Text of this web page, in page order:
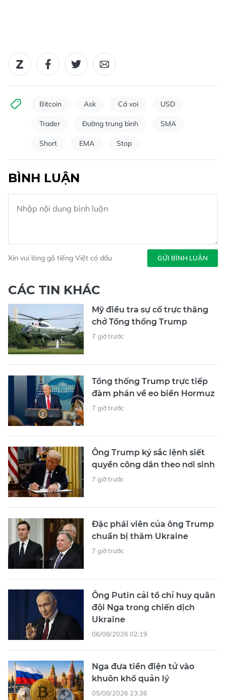
Bitcoin Ask Cá voi USD
Trader Đường trung bình SMA
Short EMA Stop
BÌNH LUẬN
Xin vui lòng gõ tiếng Việt có dấu GỬI BÌNH LUẬN
CÁC TIN KHÁC
Mỹ điều tra sự cố trực thăng
chở Tổng thống Trump
7 giờ trước
Tổng thống Trump trực tiếp
đàm phán về eo biển Hormuz
7 giờ trước
Ông Trump ký sắc lệnh siết
quyền công dân theo nơi sinh
7 giờ trước
Đặc phái viên của ông Trump
chuẩn bị thăm Ukraine
7 giờ trước
Ông Putin cải tổ chỉ huy quân
đội Nga trong chiến dịch
Ukraine
06/08/2026 02:19
Nga đưa tiền điện tử vào
khuôn khổ quản lý
05/08/2026 23:36